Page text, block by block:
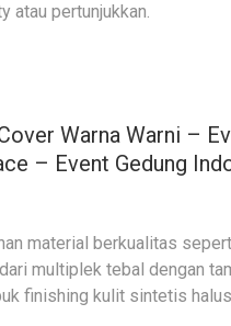
atau pertunjukkan.
Warna Warni –
– Event Gedung
material berkualitas
multiplek tebal dengan
finishing kulit sintetis